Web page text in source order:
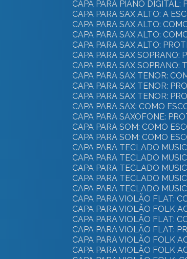
CAPA PARA PIANO
CAPA PARA SAX ALTO: A
CAPA PARA SAX ALTO:
CAPA PARA SAX ALTO:
CAPA PARA SAX ALTO:
CAPA PARA SAX SOPRANO:
CAPA PARA SAX
CAPA PARA SAX TENOR:
CAPA PARA SAX TENOR:
CAPA PARA SAX TENOR:
CAPA PARA SAX: COMO
CAPA PARA SAXOFONE:
CAPA PARA SOM: COMO
CAPA PARA SOM: COMO
CAPA PARA TECLADO
CAPA PARA TECLADO
CAPA PARA TECLADO
CAPA PARA TECLADO
CAPA PARA TECLADO
CAPA PARA VIOLÃO FLAT:
CAPA PARA VIOLÃO FOLK
CAPA PARA VIOLÃO FLAT:
CAPA PARA VIOLÃO FLAT:
CAPA PARA VIOLÃO FOLK
CAPA PARA VIOLÃO FOLK